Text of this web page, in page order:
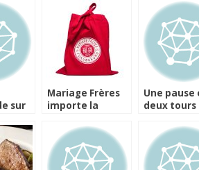
sur
le
et
Mariage Frères
importe la
japonaise des
Fukubukuro
Une pause
deux tours
La Vigne
2017